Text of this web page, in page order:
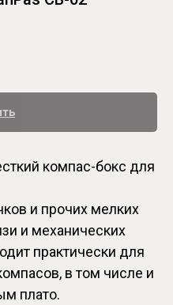
компас-бокс для
и прочих мелких
и механических
практически для
в том числе и
плато.